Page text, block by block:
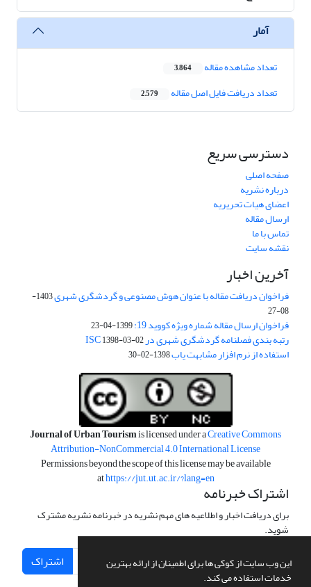
این وب سایت از کوکی ها برای اطمینان از ارائه بهترین
خدمات استفاده می کند.
آمار
تعداد مشاهده مقاله 3,864
تعداد دریافت فایل اصل مقاله 2,579
دسترسی سریع
صفحه اصلی
درباره نشریه
اعضای هیات تحریریه
ارسال مقاله
تماس با ما
نقشه سایت
آخرین اخبار
فراخوان دریافت مقاله با عنوان هوش مصنوعی و گردشگری شهری
1403-
08-27
فراخوان ارسال مقاله شماره ویژه کووید 19: 1399-04-23
رتبه بندی فصلنامه گردشگری شهری در ISC1398-03-02
استفاده از نرم افزار مشابهت یاب1398-02-30
Journal of Urban Tourismis licensed under aCreative Commons
Attribution-NonCommercial 4.0 International License
Permissions beyond the scope of this license may be available
athttps://jut.ut.ac.ir/?lang=en
اشتراک خبرنامه
برای دریافت اخبار و اطلاعیه های مهم نشریه در خبرنامه نشریه مشترک
شوید.
اشتراک